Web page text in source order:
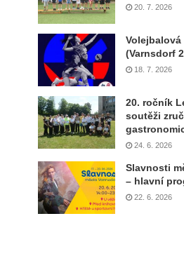
20. 7. 2026
(Varnsdorf
18. 7. 2026
20. ročník
soutěži
24. 6. 2026
Slavnosti
– hlavní
22. 6. 2026